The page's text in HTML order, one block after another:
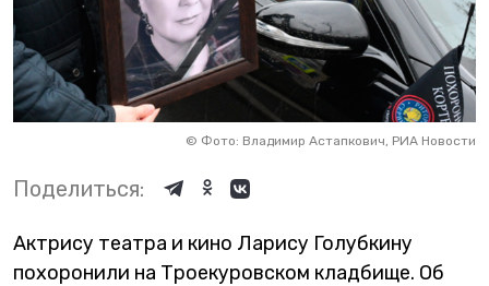
© Фото: Владимир Астапкович, РИА Новости
Поделиться:
Актрису театра и кино Ларису Голубкину
похоронили на Троекуровском кладбище. Об